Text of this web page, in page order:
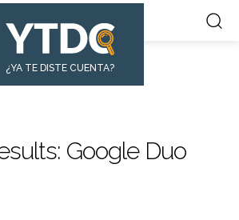
¿YA TE DISTE CUENTA?
Google Duo